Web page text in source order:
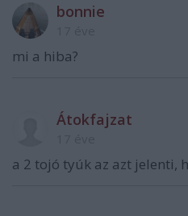
bonnie
mi a hiba?
Átokfajzat
a 2 tojó tyúk az azt jelenti,